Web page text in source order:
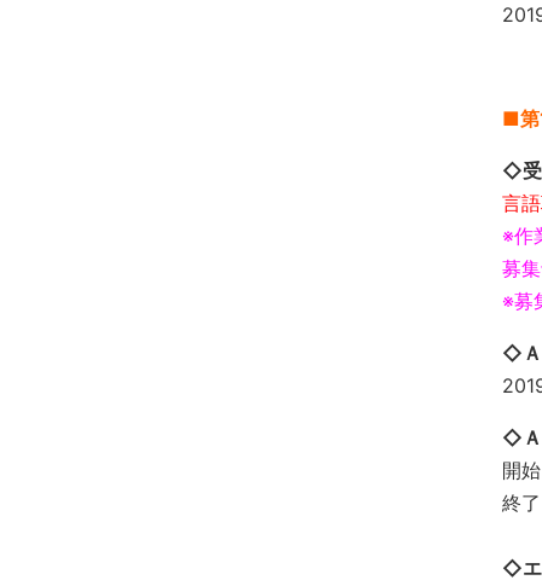
■第
◇受
言
※作
募
※募
◇Ａ
◇Ａ
開
終
◇エ